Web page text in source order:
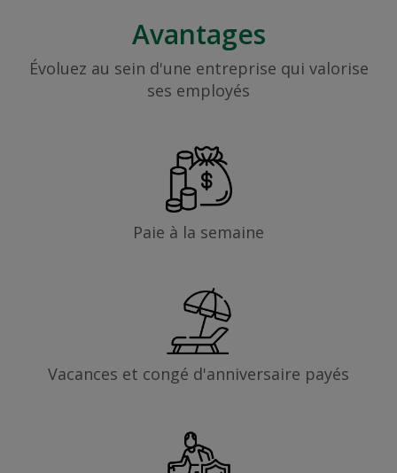
Avantages
Évoluez au sein d'une entreprise qui valorise
ses employés
Paie à la semaine
Vacances et congé d'anniversaire payés